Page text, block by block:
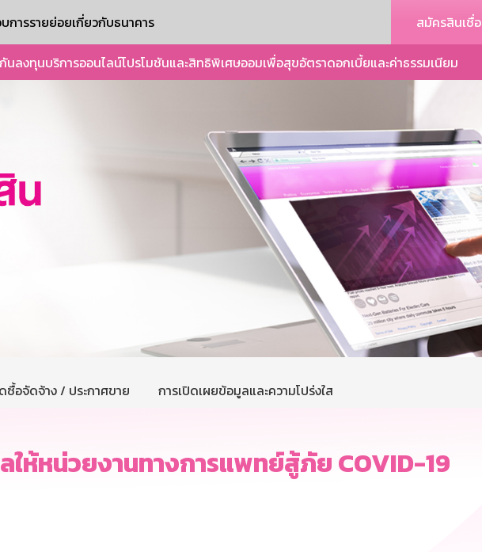
การรายย่อยเกี่ยวกับธนาคาร สมัครสินเชื่อ
นลงทุนบริการออนไลน์โปรโมชันและสิทธิพิเศษออมเพื่อสุขอัตราดอกเบี้ยและค่าธรรมเนียม
ซื้อจัดจ้าง / ประกาศขาย การเปิดเผยข้อมูลและความโปร่งใส
ห้หน่วยงานทางการแพทย์สู้ภัย COVID-19